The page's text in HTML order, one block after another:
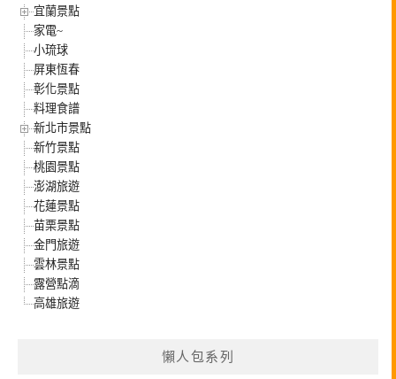
宜蘭景點
家電~
小琉球
屏東恆春
彰化景點
料理食譜
新北市景點
新竹景點
桃園景點
澎湖旅遊
花蓮景點
苗栗景點
金門旅遊
雲林景點
露營點滴
高雄旅遊
懶人包系列